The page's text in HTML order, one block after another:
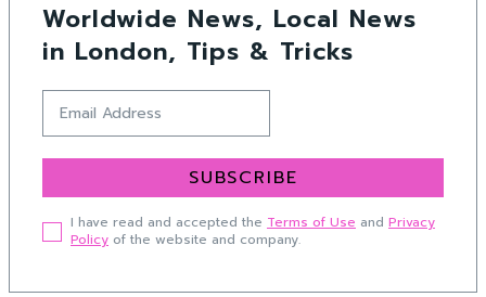
Worldwide News, Local News
in London, Tips & Tricks
SUBSCRIBE
I have read and accepted the Terms of Use and Privacy
Policy of the website and company.